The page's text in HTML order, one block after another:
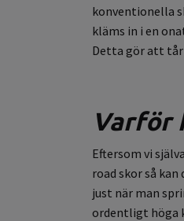
konventionella
kläms in i en
Detta gör att
Varför
Eftersom vi
road skor så
just när man
ordentligt höga